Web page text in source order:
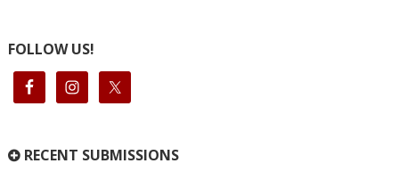
FOLLOW US!
RECENT SUBMISSIONS